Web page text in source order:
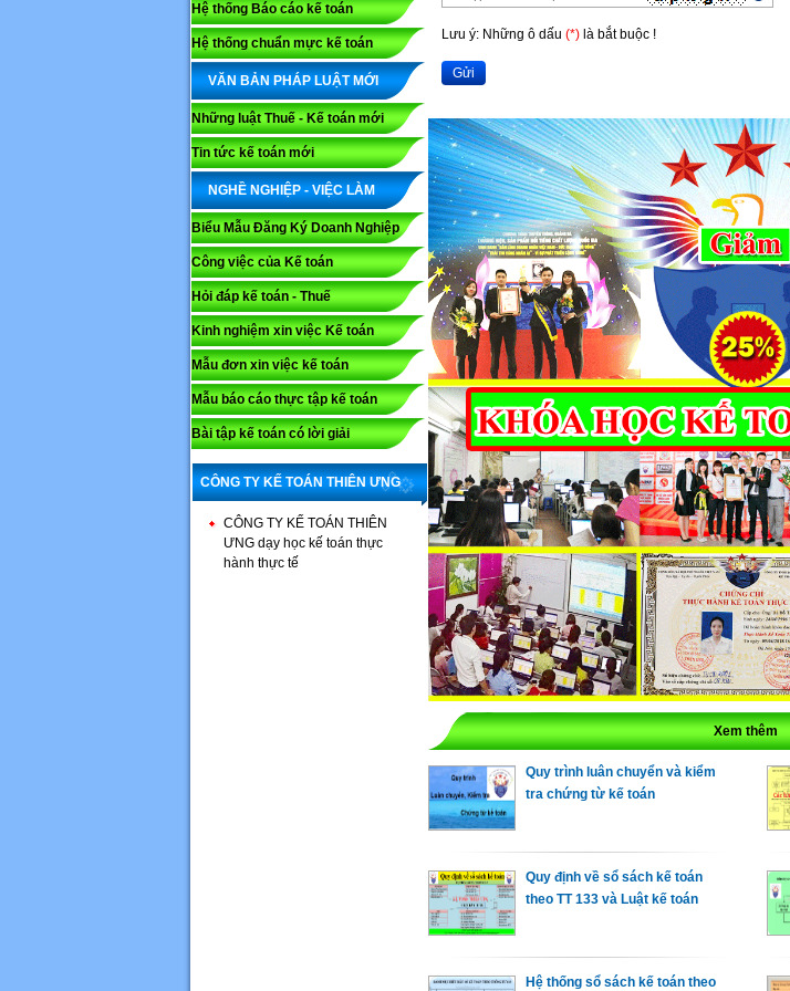
Hệ thống Báo cáo kế toán
Hệ thống chuẩn mực kế toán
VĂN BẢN PHÁP LUẬT MỚI
Những luật Thuế - Kế toán mới
Tin tức kế toán mới
NGHỀ NGHIỆP - VIỆC LÀM
Biểu Mẫu Đăng Ký Doanh Nghiệp
Công việc của Kế toán
Hỏi đáp kế toán - Thuế
Kinh nghiệm xin việc Kế toán
Mẫu đơn xin việc kế toán
Mẫu báo cáo thực tập kế toán
Bài tập kế toán có lời giải
CÔNG TY KẾ TOÁN THIÊN ƯNG
CÔNG TY KẾ TOÁN THIÊN
ƯNG dạy học kế toán thực
hành thực tế
Lưu ý: Những ô dấu (*) là bắt buộc !
Gửi
Xem thêm
Quy trình luân chuyển và kiểm
tra chứng từ kế toán
Quy định về sổ sách kế toán
theo TT 133 và Luật kế toán
Hệ thống sổ sách kế toán theo